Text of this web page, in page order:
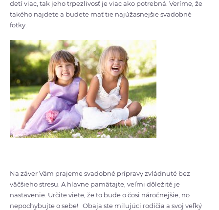
detí viac, tak jeho trpezlivosť je viac ako potrebná. Veríme, že
takého najdete a budete mať tie najúžasnejšie svadobné
fotky.
Na záver Vám prajeme svadobné prípravy zvládnuté bez
väčšieho stresu. A hlavne pamätajte, veľmi dôležité je
nastavenie. Určite viete, že to bude o čosi náročnejšie, no
nepochybujte o sebe! Obaja ste milujúci rodičia a svoj veľký